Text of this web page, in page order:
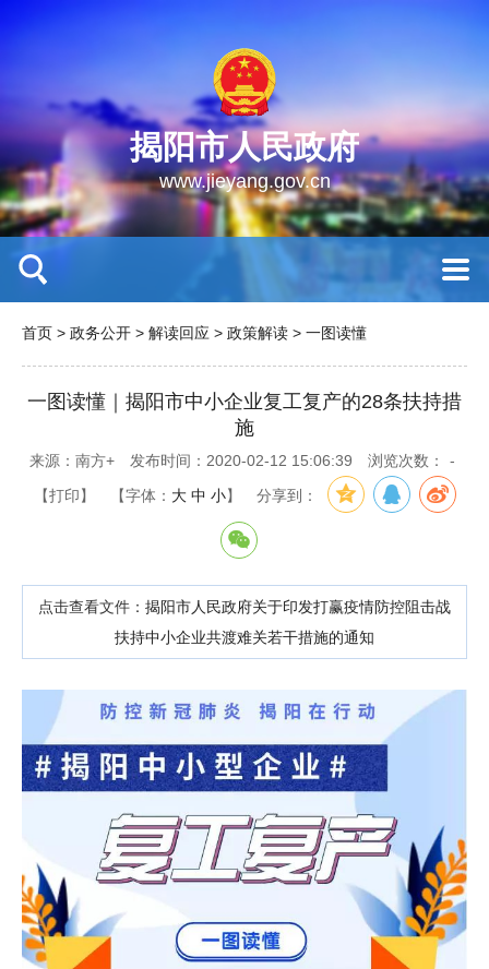
揭阳市人民政府
www.jieyang.gov.cn
首页 > 政务公开 > 解读回应 > 政策解读 > 一图读懂
一图读懂｜揭阳市中小企业复工复产的28条扶持措
施
来源：南方+ 发布时间：2020-02-12 15:06:39 浏览次数： -
【打印】 【字体： 大 中 小】 分享到：
点击查看文件： 揭阳市人民政府关于印发打赢疫情防控阻击战
扶持中小企业共渡难关若干措施的通知